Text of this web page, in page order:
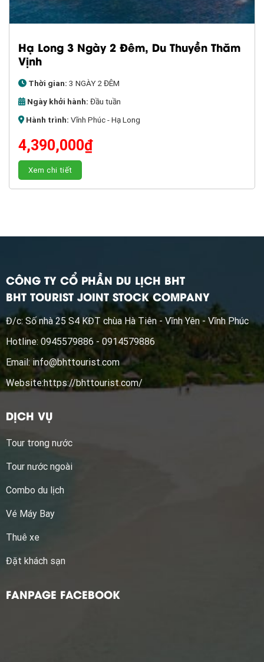
Hạ Long 3 Ngày 2 Đêm, Du Thuyền Thăm
Vịnh
Thời gian: 3 NGÀY 2 ĐÊM
Ngày khởi hành: Đầu tuần
Hành trình: Vĩnh Phúc - Hạ Long
4,390,000₫
Xem chi tiết
CÔNG TY CỔ PHẦN DU LỊCH BHT
BHT TOURIST JOINT STOCK COMPANY
Đ/c: Số nhà 25 S4 KĐT chùa Hà Tiên - Vĩnh Yên - Vĩnh Phúc
Hotline: 0945579886 - 0914579886
Email: info@bhttourist.com
Website:https://bhttourist.com/
DỊCH VỤ
Tour trong nước
Tour nước ngoài
Combo du lịch
Vé Máy Bay
Thuê xe
Đặt khách sạn
FANPAGE FACEBOOK